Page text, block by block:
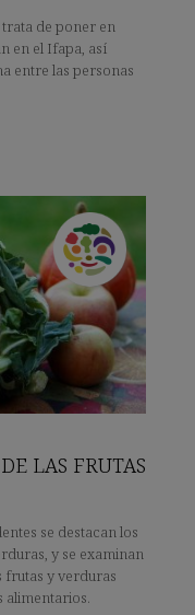
trata de poner en
en el Ifapa, así
entre las personas
LAS FRUTAS
se destacan los
y se examinan
frutas y verduras
alimentarios.